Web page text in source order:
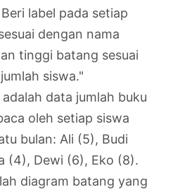
label pada setiap
dengan nama
tinggi batang sesuai
siswa."
data jumlah buku
oleh setiap siswa
bulan: Ali (5), Budi
(4), Dewi (6), Eko (8).
diagram batang yang